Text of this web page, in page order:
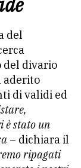
del
del divario
aderito
di validi ed
è stato un
– dichiara il
ripagati